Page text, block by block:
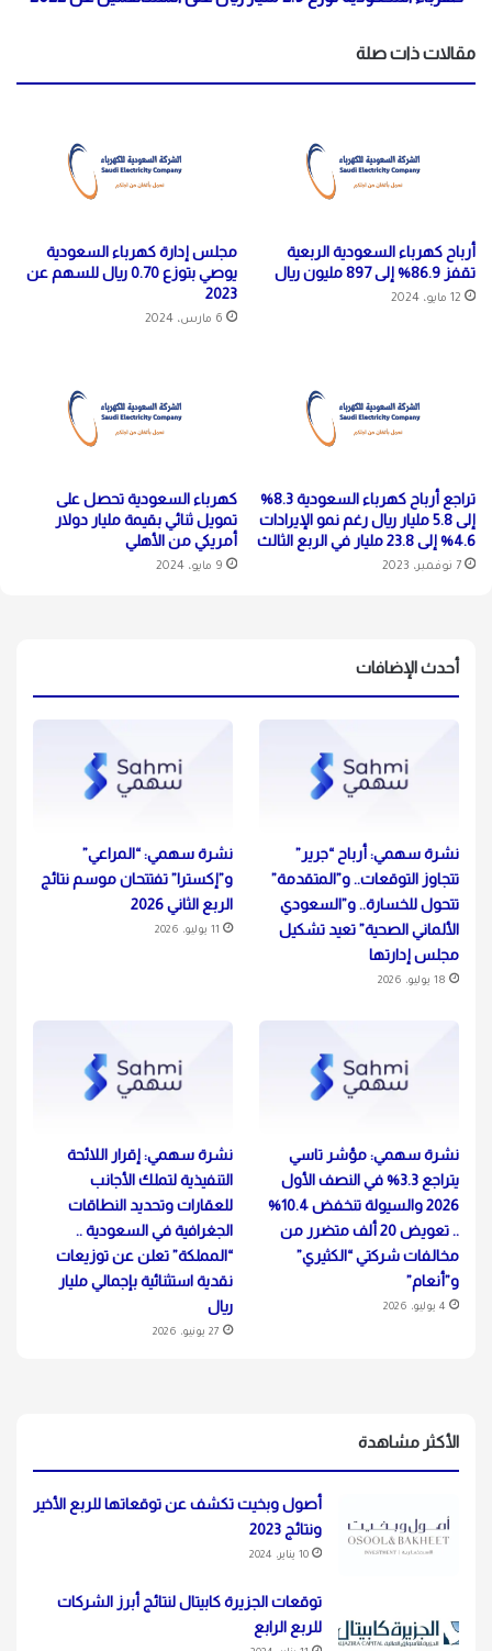
مقالات ذات صلة
أرباح كهرباء السعودية الربعية
تقفز 86.9% إلى 897 مليون ريال
12 مايو، 2024
مجلس إدارة كهرباء السعودية
يوصي بتوزع 0.70 ريال للسهم عن
2023
6 مارس، 2024
تراجع أرباح كهرباء السعودية 8.3%
إلى 5.8 مليار ريال رغم نمو الإيرادات
4.6% إلى 23.8 مليار في الربع الثالث
7 نوفمبر، 2023
كهرباء السعودية تحصل على
تمويل ثنائي بقيمة مليار دولار
أمريكي من الأهلي
9 مايو، 2024
أحدث الإضافات
نشرة سهمي: أرباح “جرير”
تتجاوز التوقعات.. و”المتقدمة”
تتحول للخسارة.. و”السعودي
الألماني الصحية” تعيد تشكيل
مجلس إدارتها
18 يوليو، 2026
نشرة سهمي: “المراعي”
و”إكسترا” تفتتحان موسم نتائج
الربع الثاني 2026
11 يوليو، 2026
نشرة سهمي: مؤشر تاسي
يتراجع 3.3% في النصف الأول
2026 والسيولة تنخفض 10.4%
.. تعويض 20 ألف متضرر من
مخالفات شركتي “الكثيري”
و”أنعام”
4 يوليو، 2026
نشرة سهمي: إقرار اللائحة
التنفيذية لتملك الأجانب
للعقارات وتحديد النطاقات
الجغرافية في السعودية ..
“المملكة” تعلن عن توزيعات
نقدية استثنائية بإجمالي مليار
ريال
27 يونيو، 2026
الأكثر مشاهدة
أصول وبخيت تكشف عن توقعاتها للربع الأخير
ونتائج 2023
10 يناير، 2024
توقعات الجزيرة كابيتال لنتائج أبرز الشركات
للربع الرابع